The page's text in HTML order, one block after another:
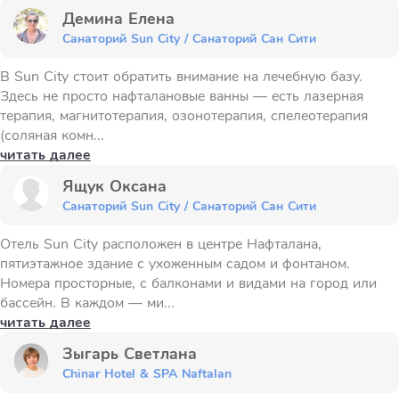
Демина Елена
Санаторий Sun City / Санаторий Сан Сити
В Sun City стоит обратить внимание на лечебную базу.
Здесь не просто нафталановые ванны — есть лазерная
терапия, магнитотерапия, озонотерапия, спелеотерапия
(соляная комн...
читать далее
Ящук Оксана
Санаторий Sun City / Санаторий Сан Сити
Отель Sun City расположен в центре Нафталана,
пятиэтажное здание с ухоженным садом и фонтаном.
Номера просторные, с балконами и видами на город или
бассейн. В каждом — ми...
читать далее
Зыгарь Светлана
Chinar Hotel & SPA Naftalan